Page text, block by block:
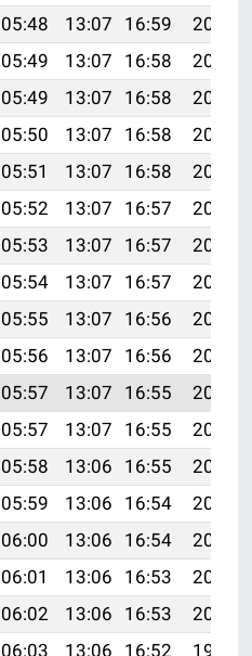
05:48 13:07 16:59
20:17
05:49 13:07 16:58
20:16
05:49 13:07 16:58
20:15
05:50 13:07 16:58
20:14
05:51 13:07 16:58
20:13
05:52 13:07 16:57
20:12
05:53 13:07 16:57
20:11
05:54 13:07 16:57
20:10
05:55 13:07 16:56
20:09
05:56 13:07 16:56
20:08
05:57 13:07 16:55
20:07
05:57 13:07 16:55
20:06
05:58 13:06 16:55
20:04
05:59 13:06 16:54
20:03
06:00 13:06 16:54
20:02
06:01 13:06 16:53
20:01
06:02 13:06 16:53
20:00
06:03 13:06 16:52
19:58